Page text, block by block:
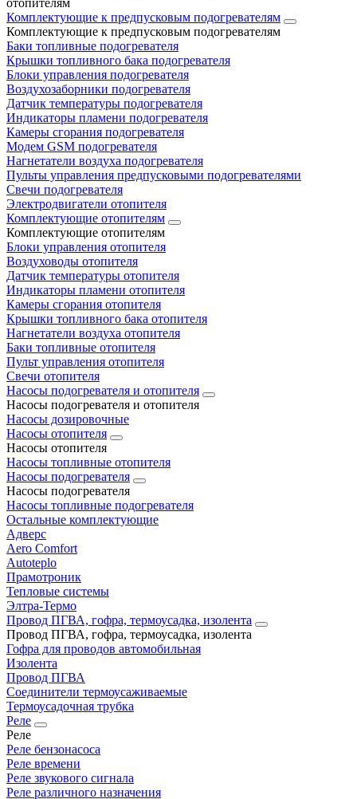
отопителям
Комплектующие к предпусковым подогревателям
Комплектующие к предпусковым подогревателям
Баки топливные подогревателя
Крышки топливного бака подогревателя
Блоки управления подогревателя
Воздухозаборники подогревателя
Датчик температуры подогревателя
Индикаторы пламени подогревателя
Камеры сгорания подогревателя
Модем GSM подогревателя
Нагнетатели воздуха подогревателя
Пульты управления предпусковыми подогревателями
Свечи подогревателя
Электродвигатели отопителя
Комплектующие отопителям
Комплектующие отопителям
Блоки управления отопителя
Воздуховоды отопителя
Датчик температуры отопителя
Индикаторы пламени отопителя
Камеры сгорания отопителя
Крышки топливного бака отопителя
Нагнетатели воздуха отопителя
Баки топливные отопителя
Пульт управления отопителя
Свечи отопителя
Насосы подогревателя и отопителя
Насосы подогревателя и отопителя
Насосы дозировочные
Насосы отопителя
Насосы отопителя
Насосы топливные отопителя
Насосы подогревателя
Насосы подогревателя
Насосы топливные подогревателя
Остальные комплектующие
Адверс
Aero Comfort
Autoteplo
Прамотроник
Тепловые системы
Элтра-Термо
Провод ПГВА, гофра, термоусадка, изолента
Провод ПГВА, гофра, термоусадка, изолента
Гофра для проводов автомобильная
Изолента
Провод ПГВА
Соединители термоусаживаемые
Термоусадочная трубка
Реле
Реле
Реле бензонасоса
Реле времени
Реле звукового сигнала
Реле различного назначения